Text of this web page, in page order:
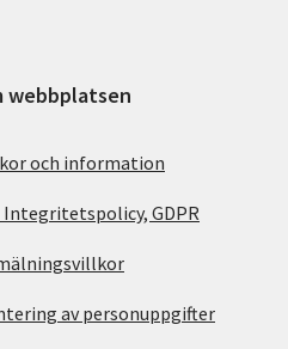
webbplatsen
och information
Integritetspolicy, GDPR
av personuppgifter